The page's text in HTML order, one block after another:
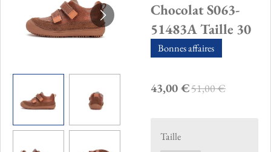
Chocolat S063-
51483A Taille 30
Bonnes affaires
43,00 €51,00 €
Taille